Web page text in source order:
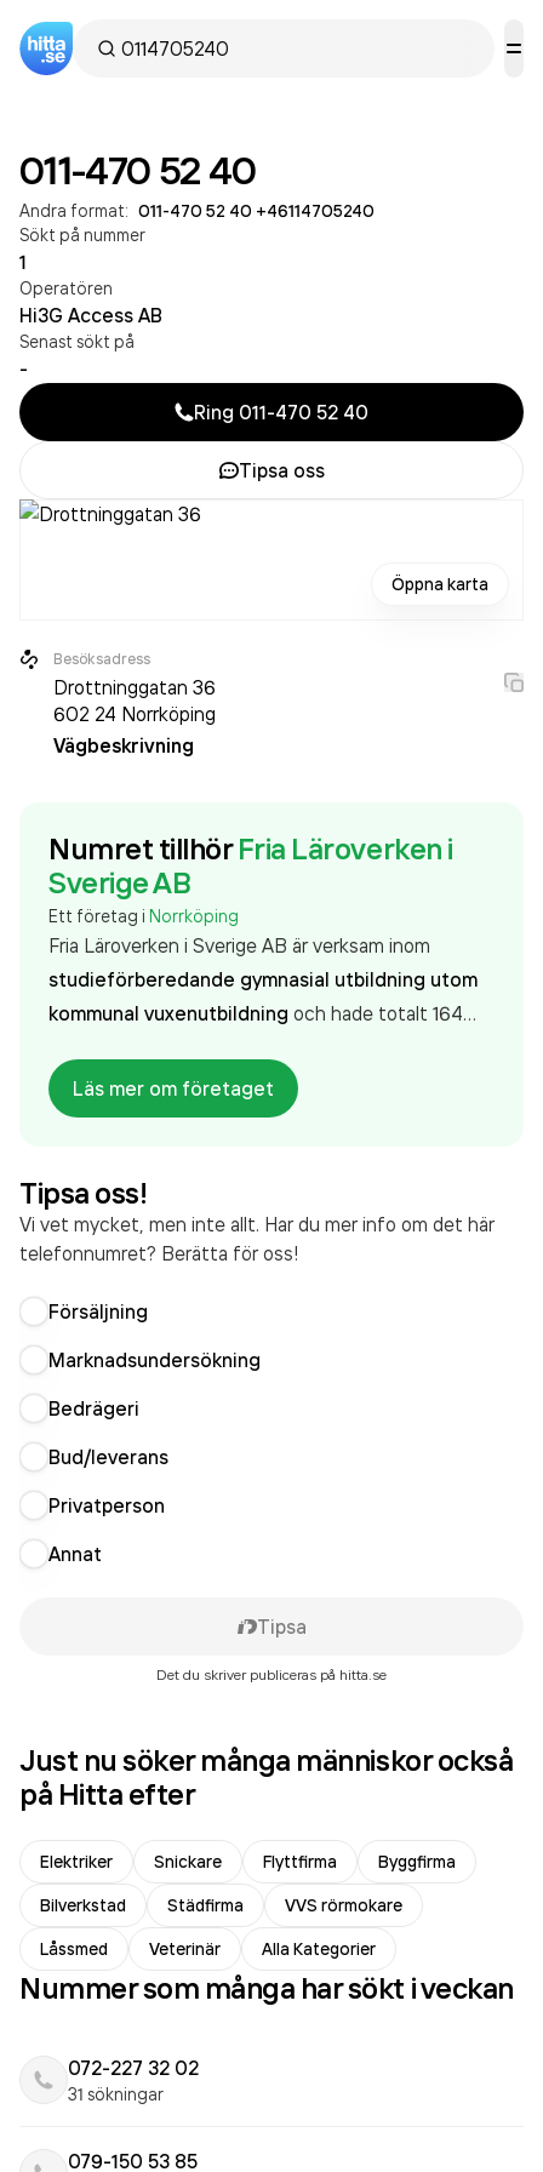
011-470 52 40
Andra format: 011-470 52 40 +46114705240
Sökt på nummer
1
Operatören
Hi3G Access AB
Senast sökt på
-
Ring 011-470 52 40
Tipsa oss
Öppna karta
Besöksadress
Drottninggatan 36
602 24 Norrköping
Vägbeskrivning
Numret tillhör Fria Läroverken i
Sverige AB
Ett företag i Norrköping
Fria Läroverken i Sverige AB är verksam inom
studieförberedande gymnasial utbildning utom
kommunal vuxenutbildning och hade totalt 164
person sedan 2024 då det jobbade 163 personer på
företaget. Bolaget är ett aktiebolag som varit aktivt
231 988 000,00 kr
Läs mer om företaget
Tipsa oss!
Vi vet mycket, men inte allt. Har du mer info om det här
telefonnumret? Berätta för oss!
Försäljning
Marknadsundersökning
Bedrägeri
Bud/leverans
Privatperson
Annat
Tipsa
Det du skriver publiceras på hitta.se
Just nu söker många människor också
på Hitta efter
Elektriker Snickare Flyttfirma
Byggfirma
Bilverkstad
Städfirma
VVS rörmokare
Låssmed
Veterinär Alla Kategorier
Nummer som många har sökt i veckan
072-227 32 02
31 sökningar
079-150 53 85